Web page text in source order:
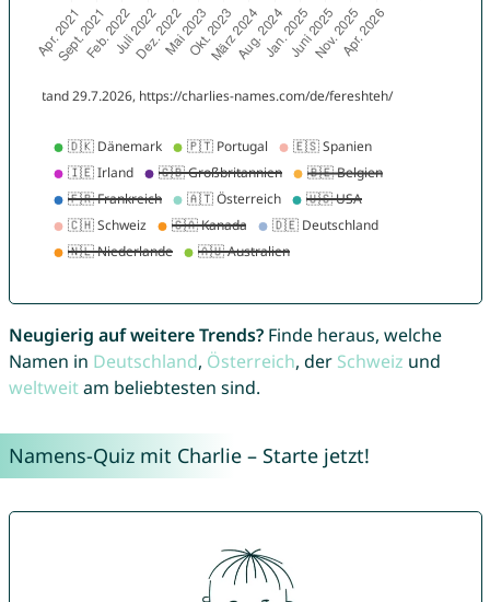
Neugierig auf weitere Trends?Finde heraus, welche
Namen in Deutschland, Österreich, der Schweiz und
weltweitam beliebtesten sind.
Namens-Quiz mit Charlie – Starte jetzt!